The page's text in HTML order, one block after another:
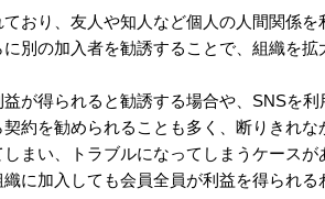
おり、友人や知人など個人の人間関係を
別の加入者を勧誘することで、組織を拡
が得られると勧誘する場合や、SNSを利
約を勧められることも多く、断りきれな
まい、トラブルになってしまうケースが
に加入しても会員全員が利益を得られる